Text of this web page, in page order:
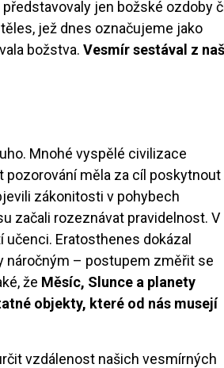
jen božské ozdoby
jež dnes označujeme jako
božstva.Vesmír sestával z
Mnohé vyspělé civilizace
pozorování měla za cíl poskytnout
zákonitosti v pohybech
začali rozeznávat pravidelnost. V
Eratosthenes dokázal
náročným – postupem změřit se
že Měsíc, Slunce a planety
objekty, které od nás musejí
vzdálenost našich vesmírných